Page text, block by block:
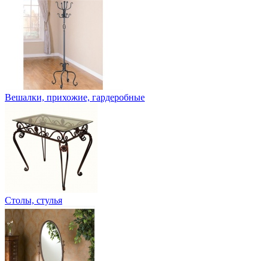
Вешалки, прихожие, гардеробные
Столы, стулья